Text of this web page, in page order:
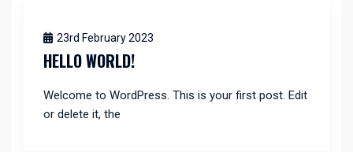
23rd February 2023
HELLO WORLD!
Welcome to WordPress. This is your first post. Edit
or delete it, the